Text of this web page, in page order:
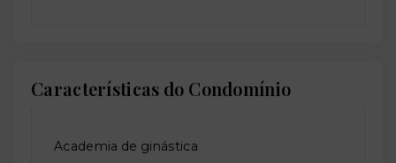
Características do Condomínio
Academia de ginástica